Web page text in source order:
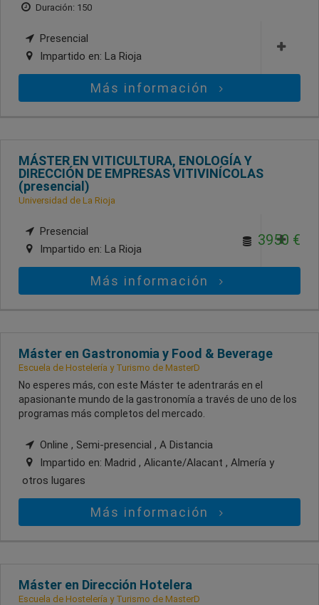
Duración: 150
Presencial
Impartido en: La Rioja
Más información
MÁSTER EN VITICULTURA, ENOLOGÍA Y
DIRECCIÓN DE EMPRESAS VITIVINÍCOLAS
(presencial)
Universidad de La Rioja
Presencial
Impartido en: La Rioja
3950 €
Más información
Máster en Gastronomia y Food & Beverage
Escuela de Hostelería y Turismo de MasterD
No esperes más, con este Máster te adentrarás en el
apasionante mundo de la gastronomía a través de uno de los
programas más completos del mercado.
Online , Semi-presencial , A Distancia
Impartido en: Madrid , Alicante/Alacant , Almería y
otros lugares
Más información
Máster en Dirección Hotelera
Escuela de Hostelería y Turismo de MasterD